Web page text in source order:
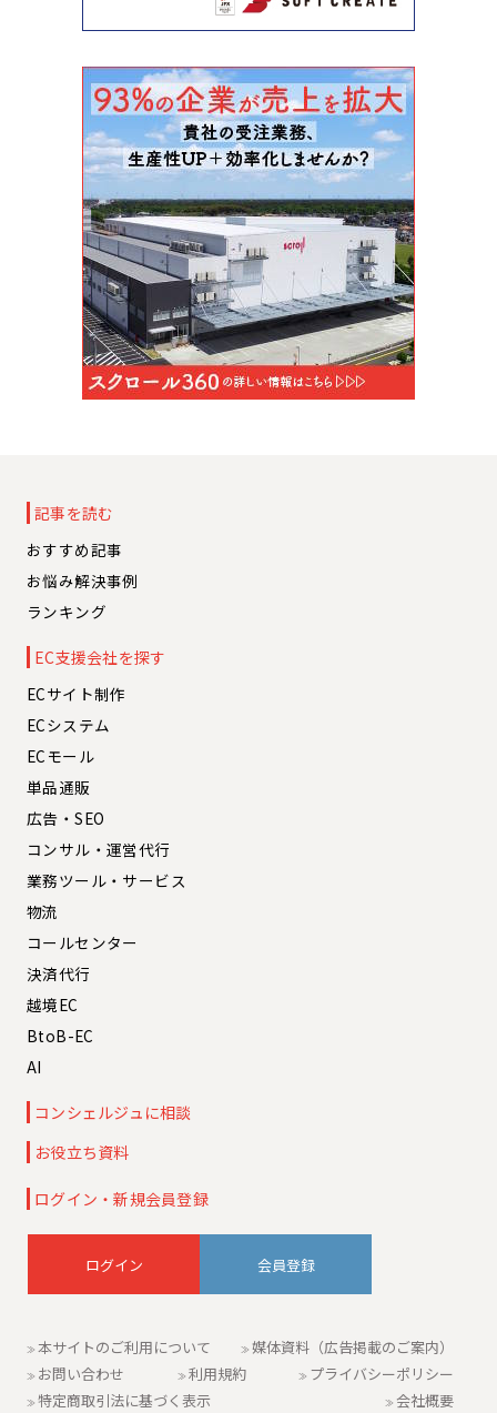
記事を読む
おすすめ記事
お悩み解決事例
ランキング
EC支援会社を探す
ECサイト制作
ECシステム
ECモール
単品通販
広告・SEO
コンサル・運営代行
業務ツール・サービス
物流
コールセンター
決済代行
越境EC
BtoB-EC
AI
コンシェルジュに相談
お役立ち資料
ログイン・新規会員登録
会員登録
本サイトのご利用について
媒体資料（広告掲載のご案内）
お問い合わせ
利用規約
プライバシーポリシー
特定商取引法に基づく表示
会社概要